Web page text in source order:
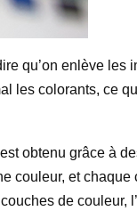
qu’on enlève les
les colorants, ce
obtenu grâce à
couleur, et
de couleur,